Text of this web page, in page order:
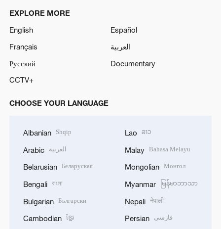
EXPLORE MORE
English
Español
Français
العربية
Русский
Documentary
CCTV+
CHOOSE YOUR LANGUAGE
Albanian Shqip
Arabic العربية
Belarusian Беларуская
Bengali বাংলা
Bulgarian Български
Cambodian ខ្មែរ
Lao ລາວ
Malay Bahasa Melayu
Mongolian Монгол
Myanmar မြန်မာဘာသာ
Nepali नेपाली
Persian فارسی